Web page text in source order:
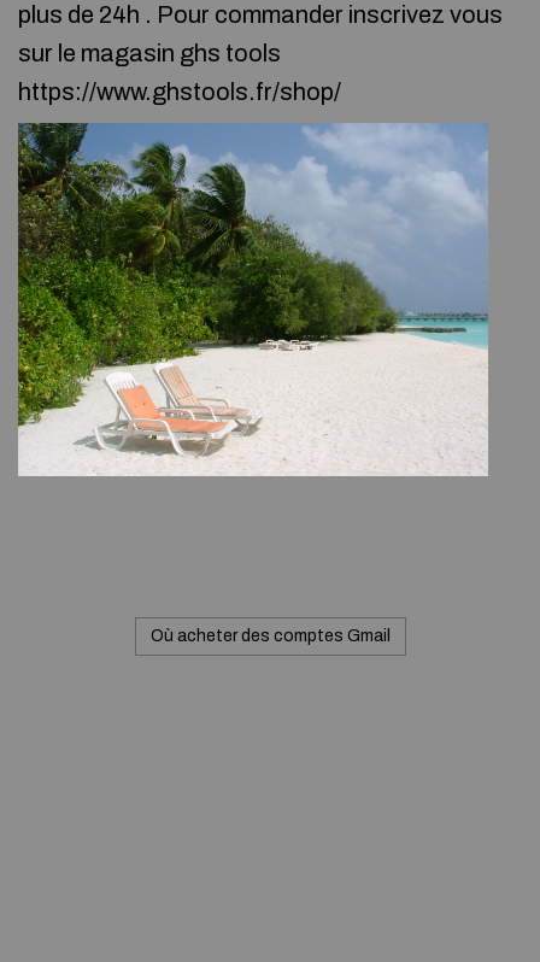
plus de 24h . Pour commander inscrivez vous
sur le magasin ghs tools
https://www.ghstools.fr/shop/
Où acheter des comptes Gmail